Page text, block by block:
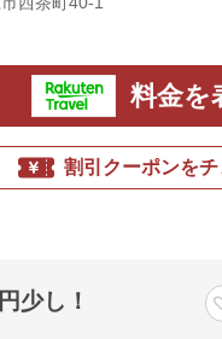
料金を
割引クーポンをチ
少し！